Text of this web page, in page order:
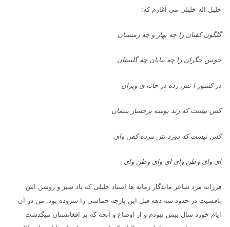
خلیل اله خلیلی می آغازم که:
گلگون کفنان را چه بهار و چه زمستان
خونین جگران را چه بیابان چه گلستان
در کشور ا تش زده در خانه ی ویران
کس نیست که زند بوسه برخسار یتیمان
کس نیست که دوزد بتن مرده کفن وای
ای وای وطن وای ای وای وطن وای
فرزانه مرد شاعر ماندگار زمانه ها استاد خلیلی که یاد سبز و روشن اش
باقسیت در حدود سه دهه قبل این پارچه حماسی را سروده بود. من در آن
ایام خورد سال بیش نبودم و از اوضاع و آنچه که بر افغانستان میگذشت